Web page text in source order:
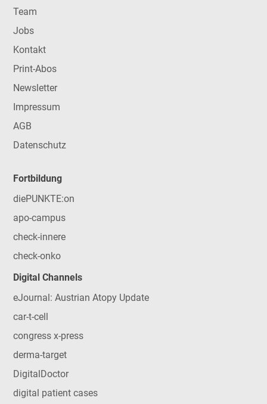
Team
Jobs
Kontakt
Print-Abos
Newsletter
Impressum
AGB
Datenschutz
Fortbildung
diePUNKTE:on
apo-campus
check-innere
check-onko
Digital Channels
eJournal: Austrian Atopy Update
car-t-cell
congress x-press
derma-target
DigitalDoctor
digital patient cases